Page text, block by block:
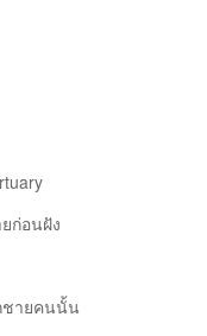
ก่อนฝัง
ชายคนนั้น